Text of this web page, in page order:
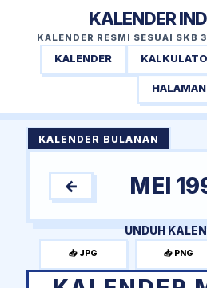
KALENDER
KALENDER RESMI SESUAI SKB
KALENDER
HALAMAN
KALENDER BULANAN
← MEI
UNDUH
📥 JPG 📥 PNG